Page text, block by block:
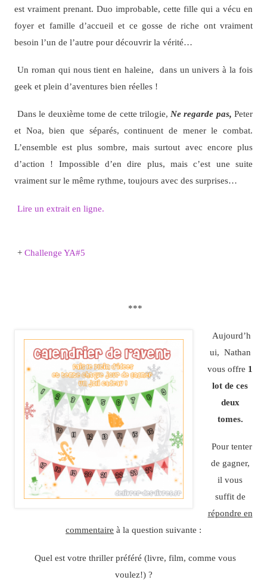
est vraiment prenant. Duo improbable, cette fille qui a vécu en
foyer et famille d’accueil et ce gosse de riche ont vraiment
besoin l’un de l’autre pour découvrir la vérité…
Un roman qui nous tient en haleine, dans un univers à la fois
geek et plein d’aventures bien réelles !
Dans le deuxième tome de cette trilogie, Ne regarde pas, Peter
et Noa, bien que séparés, continuent de mener le combat.
L’ensemble est plus sombre, mais surtout avec encore plus
d’action ! Impossible d’en dire plus, mais c’est une suite
vraiment sur le même rythme, toujours avec des surprises…
Lire un extrait en ligne.
+ Challenge YA#5
***
Aujourd’h
ui, Nathan
vous offre 1
lot de ces
deux
tomes.
Pour tenter
de gagner,
il vous
suffit de
répondre en
commentaire à la question suivante :
Quel est votre thriller préféré (livre, film, comme vous
voulez!) ?